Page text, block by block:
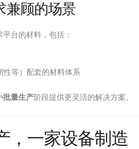
兼顾的场景
台的材料，包括：
性等）配套的材料体系
批量生产阶段提供更灵活的解决方案。
，一家设备制造